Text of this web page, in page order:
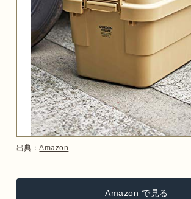
出典：Amazon
Amazon で見る